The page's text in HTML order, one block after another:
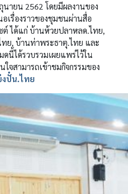
นายน 2562 โดยมีผลงานของ
เรื่องราวของชุมชนผ่านสื่อ
ต์ ได้แก่ บ้านห้วยปลาหลด.ไทย,
ทย, บ้านท่าพระธาตุ.ไทย และ
นี้ได้รวบรวมเผยแพร่ไว้ใน
ใจสามารถเข้าชมกิจกรรมของ
ปั๋น.ไทย